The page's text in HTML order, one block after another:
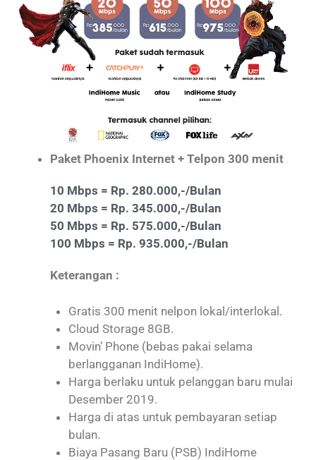
Paket Phoenix Internet + Telpon 300 menit
10 Mbps = Rp. 280.000,-/Bulan
20 Mbps = Rp. 345.000,-/Bulan
50 Mbps = Rp. 575.000,-/Bulan
100 Mbps = Rp. 935.000,-/Bulan
Keterangan :
Gratis 300 menit nelpon lokal/interlokal.
Cloud Storage 8GB.
Movin’ Phone (bebas pakai selama
berlangganan IndiHome).
Harga berlaku untuk pelanggan baru mulai
Desember 2019.
Harga di atas untuk pembayaran setiap
bulan.
Biaya Pasang Baru (PSB) IndiHome